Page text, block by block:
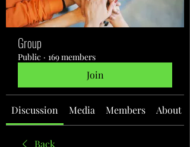
Group
Public · 169 members
Join
Discussion Media Members About
Back